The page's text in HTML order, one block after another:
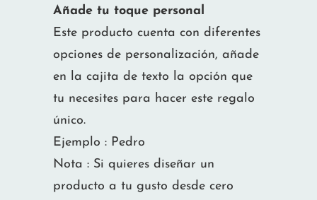
Añade tu toque personal
Este producto cuenta con diferentes
opciones de personalización, añade
en la cajita de texto la opción que
tu necesites para hacer este regalo
único.
Ejemplo : Pedro
Nota : Si quieres diseñar un
producto a tu gusto desde cero